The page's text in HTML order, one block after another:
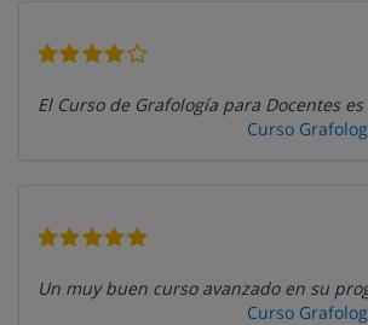
El Curso de Grafología para Docentes
Curso
Un muy buen curso avanzado en su
Curso